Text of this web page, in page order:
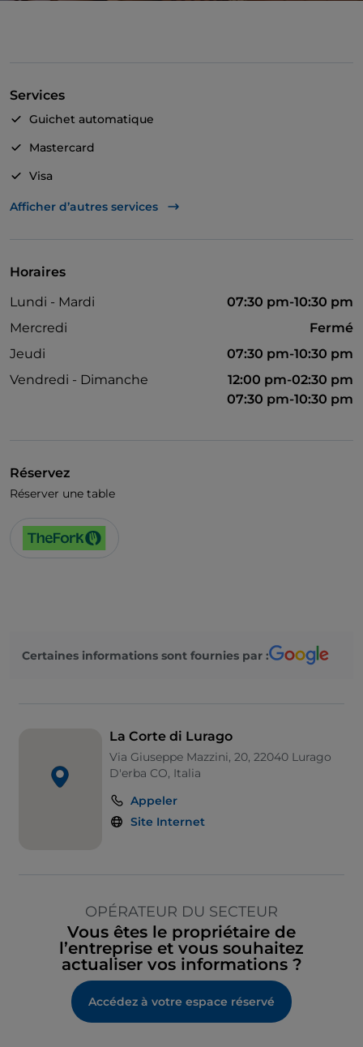
Services
Guichet automatique
Mastercard
Visa
Accès handicapés
Afficher d’autres services
Horaires
Lundi - Mardi
07:30 pm-10:30 pm
Mercredi
Fermé
Jeudi
07:30 pm-10:30 pm
Vendredi - Dimanche
12:00 pm-02:30 pm
07:30 pm-10:30 pm
Réservez
Réserver une table
Certaines informations sont fournies par :
La Corte di Lurago
Via Giuseppe Mazzini, 20, 22040 Lurago
D'erba CO, Italia
Appeler
Site Internet
OPÉRATEUR DU SECTEUR
Vous êtes le propriétaire de
l’entreprise et vous souhaitez
actualiser vos informations ?
Accédez à votre espace réservé